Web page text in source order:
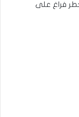
خطر فراغ على